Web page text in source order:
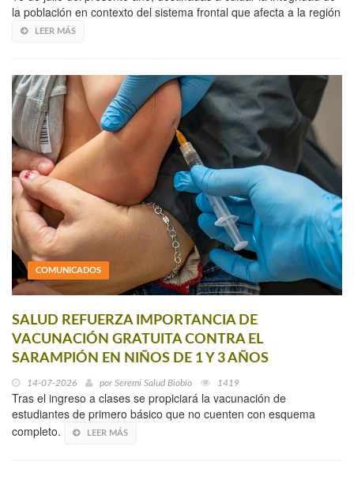
la población en contexto del sistema frontal que afecta a la región
LEER MÁS
COMUNICADOS
SALUD REFUERZA IMPORTANCIA DE
VACUNACIÓN GRATUITA CONTRA EL
SARAMPIÓN EN NIÑOS DE 1 Y 3 AÑOS
14-07-2026 por Seremi Salud Biobío 1419
Tras el ingreso a clases se propiciará la vacunación de
estudiantes de primero básico que no cuenten con esquema
completo.
LEER MÁS